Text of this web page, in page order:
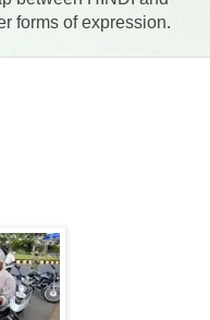
forms of expression.